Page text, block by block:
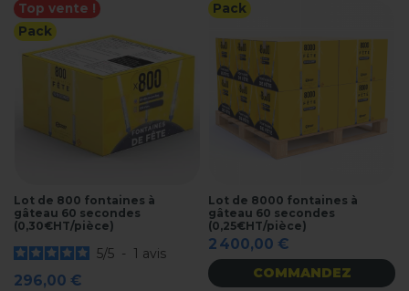
Top vente !
Pack
Lot de 800 fontaines à
gâteau 60 secondes
(0,30€HT/pièce)
5/5 - 1 avis
296,00 €
Pack
Lot de 8000 fontaines à
gâteau 60 secondes
(0,25€HT/pièce)
2 400,00 €
COMMANDEZ